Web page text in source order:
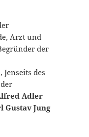
Arzt und
der
des
Adler
Gustav Jung